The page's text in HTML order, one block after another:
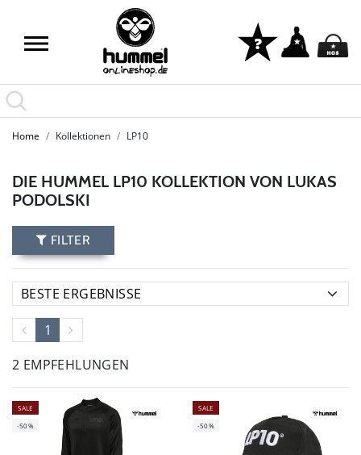
Home Kollektionen LP10
DIE HUMMEL LP10 KOLLEKTION VON LUKAS
PODOLSKI
FILTER
1
2 EMPFEHLUNGEN
SALE
-50%
SALE
-50%